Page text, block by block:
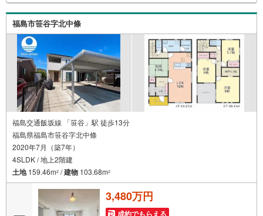
店内にはキッズスペースをご用意しております。おむつ替
えやミルクのお湯なども対応可能です。泣いてしまっても
大丈夫ですので、安心してご来店くださいね。ご相談だけ
でも大歓迎です！迷っている今だからこそ、ぜひ一度お話
ししてみませんか？
福島市笹谷字北中條
福島交通飯坂線 「笹谷」駅 徒歩13分
福島県福島市笹谷字北中條
2020年7月（築7年）
4SLDK / 地上2階建
土地159.46m2 /建物 103.68m2
3,480万円
成約でもらえる